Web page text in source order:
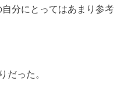
分にとってはあまり参考
だった。